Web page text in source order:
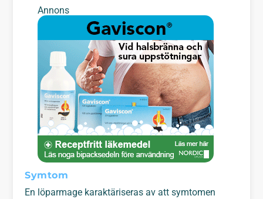
Annons
Symtom
En löparmage karaktäriseras av att symtomen